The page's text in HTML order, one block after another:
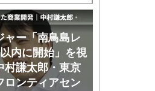
ャー「南鳥島レ
内に開始」を視
村謙太郎・東京
ロンティアセン